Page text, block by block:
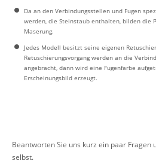
Da an den Verbindungsstellen und Fugen
werden, die Steinstaub enthalten, bilden die
Maserung.
Jedes Modell besitzt seine eigenen
Retuschierungsvorgang werden an die
angebracht, dann wird eine Fugenfarbe
Erscheinungsbild erzeugt.
Beantworten Sie uns kurz ein paar Fragen
selbst.